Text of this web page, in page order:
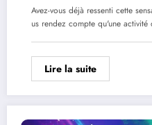
Avez-vous déjà ressenti cette
us rendez compte qu'une
Lire la suite